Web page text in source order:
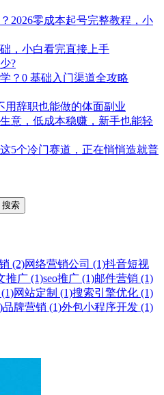
2026零成本起号完整教程，小
，小白看完直接上手
?
？0 基础入门渠道全攻略
用辞职也能做的体面副业
意，低成本稳赚，新手也能轻
5个冷门赛道，正在悄悄造就普
搜索
(2)网络营销公司 (1)抖音短视
推广 (1)seo推广 (1)邮件营销 (1)
网站定制 (1)搜索引擎优化 (1)
品牌营销 (1)外包小程序开发 (1)